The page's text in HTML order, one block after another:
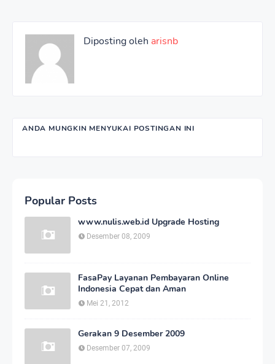
Diposting oleh arisnb
ANDA MUNGKIN MENYUKAI POSTINGAN INI
Popular Posts
www.nulis.web.id Upgrade Hosting
Desember 08, 2009
FasaPay Layanan Pembayaran Online
Indonesia Cepat dan Aman
Mei 21, 2012
Gerakan 9 Desember 2009
Desember 07, 2009